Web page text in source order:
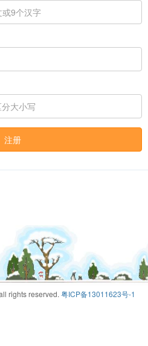
注册
rights reserved. 粤ICP备13011623号-1